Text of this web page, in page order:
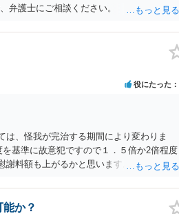
弁護士にご相談ください。
役にたった
、怪我が完治する期間により変わりま
基準に故意犯ですので１．５倍か2倍程度
謝料額も上がるかと思います。ご参考にし
か？